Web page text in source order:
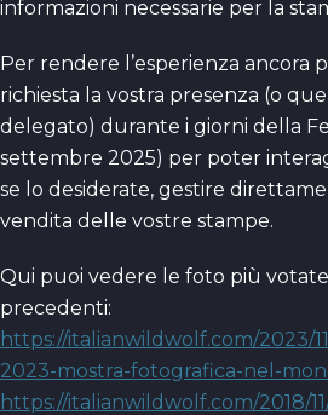
informazioni necessarie per la
Per rendere l’esperienza ancora
richiesta la vostra presenza (o
delegato) durante i giorni della
settembre 2025) per poter
se lo desiderate, gestire
vendita delle vostre stampe.
Qui puoi vedere le foto più
precedenti:
https://italianwildwolf.com/2023/
2023-mostra-fotografica-nel-
https://italianwildwolf.com/2018/